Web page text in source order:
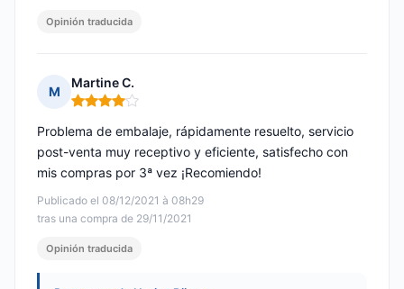
Opinión traducida
M
Martine C.
Nota: 4 de 5
Publicado el 08/12/2021 à 08h29
tras una compra de 29/11/2021
Problema de embalaje, rápidamente resuelto, servicio
post-venta muy receptivo y eficiente, satisfecho con
mis compras por 3ª vez ¡Recomiendo!
Opinión traducida